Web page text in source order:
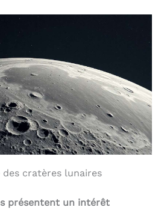
cratères lunaires
présentent un intérêt